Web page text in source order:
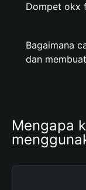
Dompet okx
Bagaimana
dan
Mengapa